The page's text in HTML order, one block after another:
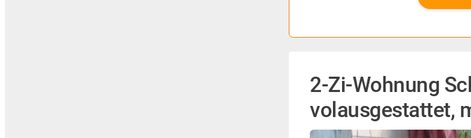
2-Zi-Wohnung
volausgestattet,